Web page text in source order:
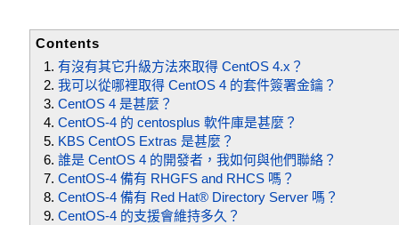
Contents
有沒有其它升級方法來取得 CentOS 4.x？
我可以從哪裡取得 CentOS 4 的套件簽署金鑰？
CentOS 4 是甚麼？
CentOS-4 的 centosplus 軟件庫是甚麼？
KBS CentOS Extras 是甚麼？
誰是 CentOS 4 的開發者，我如何與他們聯絡？
CentOS-4 備有 RHGFS and RHCS 嗎？
CentOS-4 備有 Red Hat® Directory Server 嗎？
CentOS-4 的支援會維持多久？